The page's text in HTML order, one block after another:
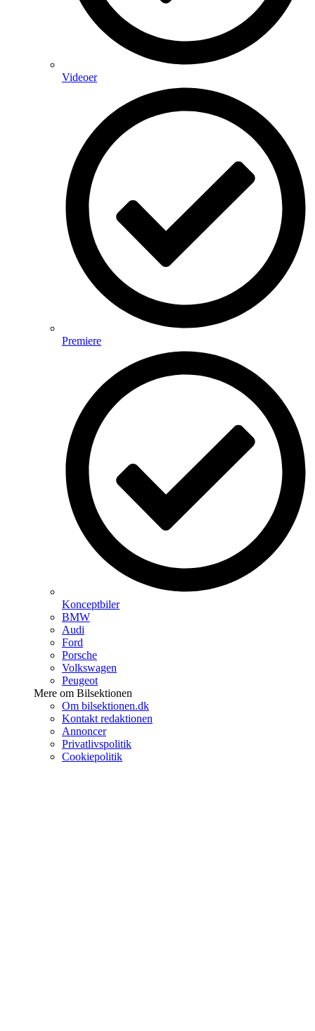
Videoer
Premiere
Konceptbiler
BMW
Audi
Ford
Porsche
Volkswagen
Peugeot
Mere om Bilsektionen
Om bilsektionen.dk
Kontakt redaktionen
Annoncer
Privatlivspolitik
Cookiepolitik